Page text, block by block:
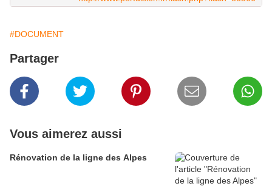
#DOCUMENT
Partager
Vous aimerez aussi
Rénovation de la ligne des Alpes